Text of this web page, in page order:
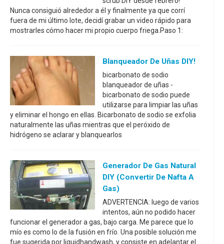
Nunca consiguió alrededor a él y finalmente ya que corrí
fuera de mi último lote, decidí grabar un video rápido para
mostrarles cómo hacer mi propio cuerpo friega.Paso 1:
Blanqueador De Uñas DIY!
bicarbonato de sodio
blanqueador de uñas -
bicarbonato de sodio puede
utilizarse para limpiar las uñas
y eliminar el hongo en ellas. Bicarbonato de sodio se exfolia
naturalmente las uñas mientras que el peróxido de
hidrógeno se aclarar y blanquearlos
Generador De Gas Natural
DIY (convertir De Nafta A
Gas)
ADVERTENCIA: luego de varios
intentos, aún no podido hacer
funcionar el generador a gas, bajo carga. Me parece que lo
mío es como lo de la fusión en frío. Una posible solución me
fue sugerida por liquidhandwash, y consiste en adelantar el